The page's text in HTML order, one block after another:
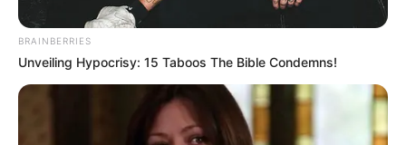
Antioquia.
BRAINBERRIES
Unveiling Hypocrisy: 15 Taboos The Bible Condemns!